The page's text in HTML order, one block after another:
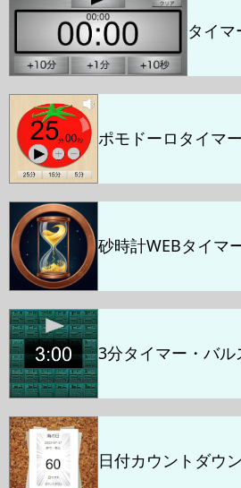
タイマ
ポモドーロタイマー
砂時計WEBタイマ
3分タイマー・バル
日付カウントダウ